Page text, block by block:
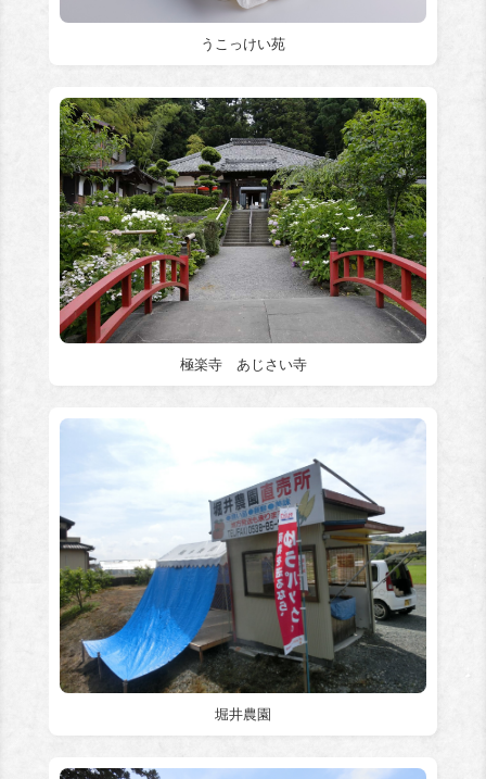
うこっけい苑
極楽寺 あじさい寺
堀井農園